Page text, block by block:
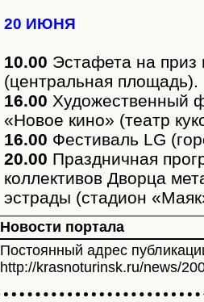
20 ИЮНЯ
10.00 Эстафета на
(центральная площадь).
16.00 Художественный
«Новое кино» (театр
16.00 Фестиваль LG
20.00 Праздничная
коллективов Дворца
эстрады (стадион
Новости портала
Постоянный адрес
http://krasnoturinsk.ru/news/